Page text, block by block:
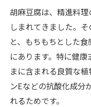
健康・胡麻
由
健康・胡麻
健康・胡麻
ニック
胡麻豆腐は、精進料
しまれてきました。
と、もちもちとした
にあります。特に健
まに含まれる良質な
ンEなどの抗酸化成分
れるためです。